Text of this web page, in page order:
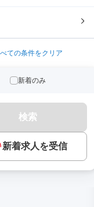
ての条件をクリア
新着のみ
検索
新着求人を受信